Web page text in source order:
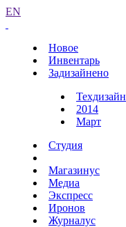
EN
Новое
Инвентарь
Задизайнено
Техдизайн
2014
Март
Студия
Магазинус
Медиа
Экспресс
Иронов
Журналус